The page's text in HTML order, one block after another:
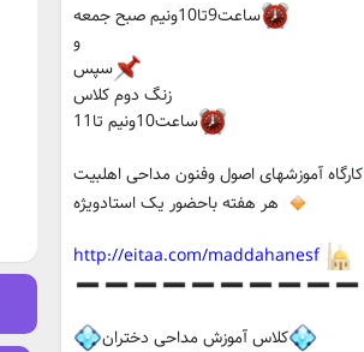
ساعت9تا10ونیم صبح جمعه
و
سپس
زنگ دوم کلاس
ساعت10ونیم تا11
کارگاه آموزشهای اصول وفنون مداحی اهلبیت
هر هفته باحضور یک استادویژه
http://eitaa.com/maddahanesf
کلاس آموزش مداحی دختران